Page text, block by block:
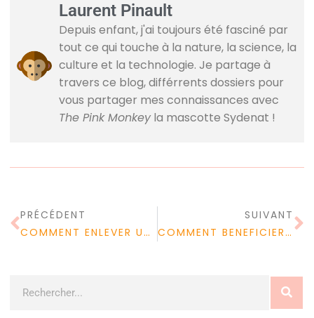
Laurent Pinault
Depuis enfant, j'ai toujours été fasciné par
tout ce qui touche à la nature, la science, la
culture et la technologie. Je partage à
travers ce blog, différrents dossiers pour
vous partager mes connaissances avec
The Pink Monkeyla mascotte Sydenat !
PRÉCÉDENT
COMMENT ENLEVER UN POIL INCARNÉ
SUIVANT
COMMENT BENEFICIER DES APL’?